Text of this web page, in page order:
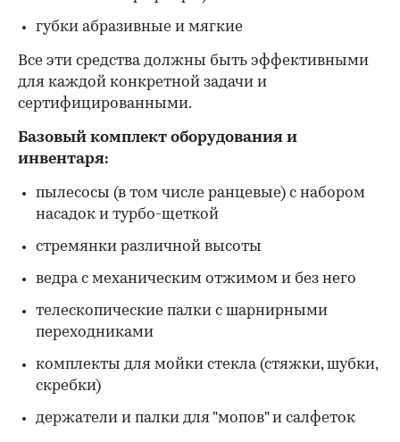
губки абразивные и мягкие
Все эти средства должны быть эффективными
для каждой конкретной задачи и
сертифицированными.
Базовый комплект оборудования и
инвентаря:
пылесосы (в том числе ранцевые) с набором
насадок и турбо-щеткой
стремянки различной высоты
ведра с механическим отжимом и без него
телескопические палки с шарнирными
переходниками
комплекты для мойки стекла (стяжки, шубки,
скребки)
держатели и палки для "мопов" и салфеток